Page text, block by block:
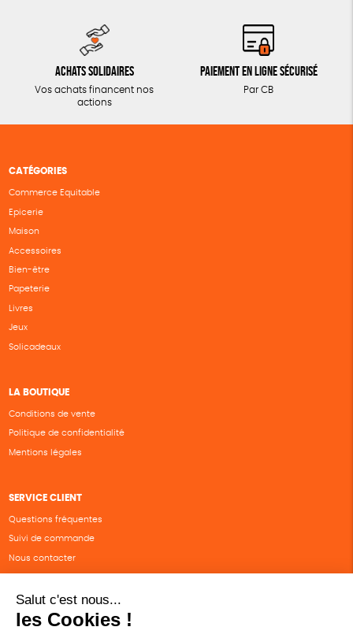
Achats solidaires
Vos achats financent nos
actions
Paiement en ligne sécurisé
Par CB
CATÉGORIES
Commerce Equitable
Epicerie
Maison
Accessoires
Bien-être
Papeterie
Livres
Jeux
Solicadeaux
LA BOUTIQUE
Conditions de vente
Politique de confidentialité
Mentions légales
SERVICE CLIENT
Questions fréquentes
Suivi de commande
Nous contacter
SUIVEZ-NOUS